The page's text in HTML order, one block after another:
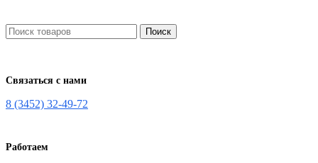
Поиск
Связаться с нами
8 (3452) 32-49-72
Работаем